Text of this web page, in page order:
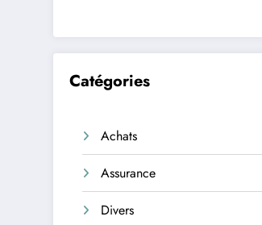
Catégories
Achats
Assurance
Divers